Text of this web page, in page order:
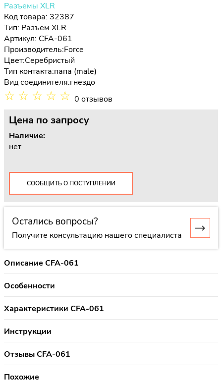
Разъемы XLR
Код товара: 32387
Тип: Разъем XLR
Артикул: CFA-061
Производитель:Force
Цвет:Серебристый
Тип контакта:папа (male)
Вид соединителя:гнездо
☆ ☆ ☆ ☆ ☆ 0 отзывов
Цена по запросу
Наличие:
нет
СООБЩИТЬ О ПОСТУПЛЕНИИ
Остались вопросы?
Получите консультацию нашего специалиста
Описание CFA-061
Особенности
Характеристики CFA-061
Инструкции
Отзывы CFA-061
Похожие